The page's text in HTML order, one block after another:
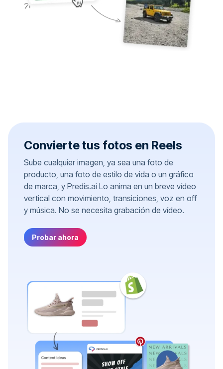
Convierte tus fotos en Reels
Sube cualquier imagen, ya sea una foto de
producto, una foto de estilo de vida o un gráfico
de marca, y Predis.ai Lo anima en un breve vídeo
vertical con movimiento, transiciones, voz en off
y música. No se necesita grabación de vídeo.
Probar ahora